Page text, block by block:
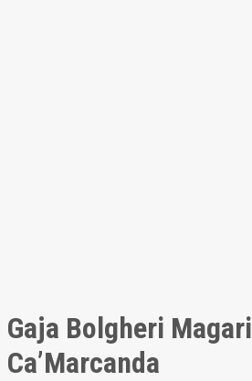
Gaja Bolgheri Magari
Ca’Marcanda